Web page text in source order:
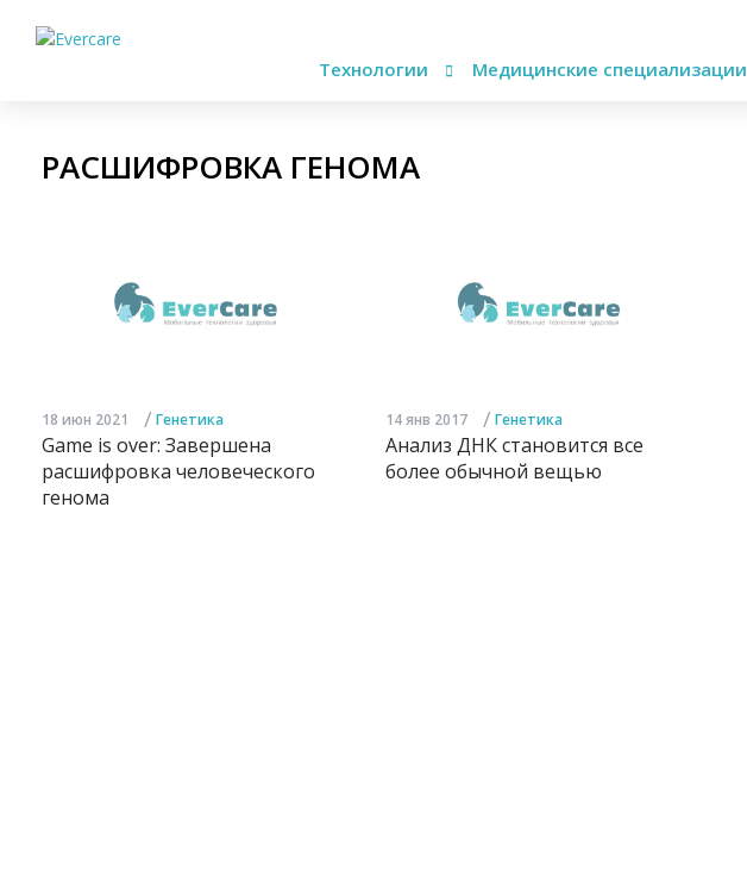
Технологии Медицинские специализации
РАСШИФРОВКА ГЕНОМА
18 июн 2021 / Генетика
Game is over: Завершена
расшифровка человеческого
генома
14 янв 2017 / Генетика
Анализ ДНК становится все
более обычной вещью